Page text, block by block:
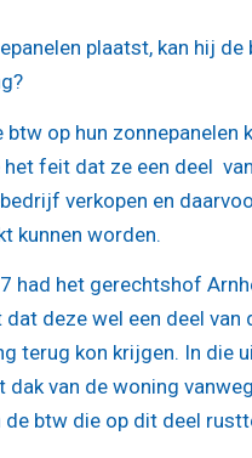
plaatst, kan hij
op hun zonnepanelen
feit dat ze een deel
verkopen en
kunnen worden.
had het gerechtshof
deze wel een deel van
terug kon krijgen. In die
dak van de woning
btw die op dit deel